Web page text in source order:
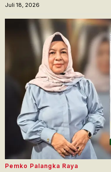
Juli 18, 2026
Pemko Palangka Raya